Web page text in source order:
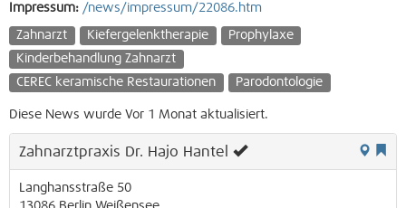
Impressum: /news/impressum/22086.htm
Zahnarzt Kiefergelenktherapie
Prophylaxe
Kinderbehandlung Zahnarzt
CEREC keramische Restaurationen
Parodontologie
Diese News wurde Vor 1 Monat aktualisiert.
Zahnarztpraxis Dr. Hajo Hantel
Langhansstraße 50